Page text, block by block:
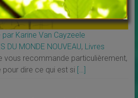
Karine Van Cayzeele
DU MONDE NOUVEAU, Livres
vous recommande particulièrement,
pour dire ce qui est si […]